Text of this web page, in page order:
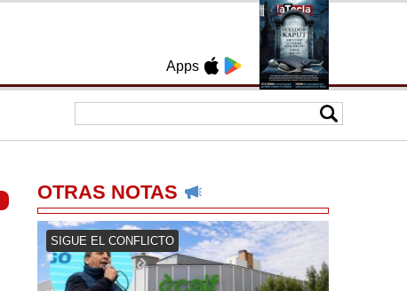
Apps
OTRAS NOTAS
SIGUE EL CONFLICTO